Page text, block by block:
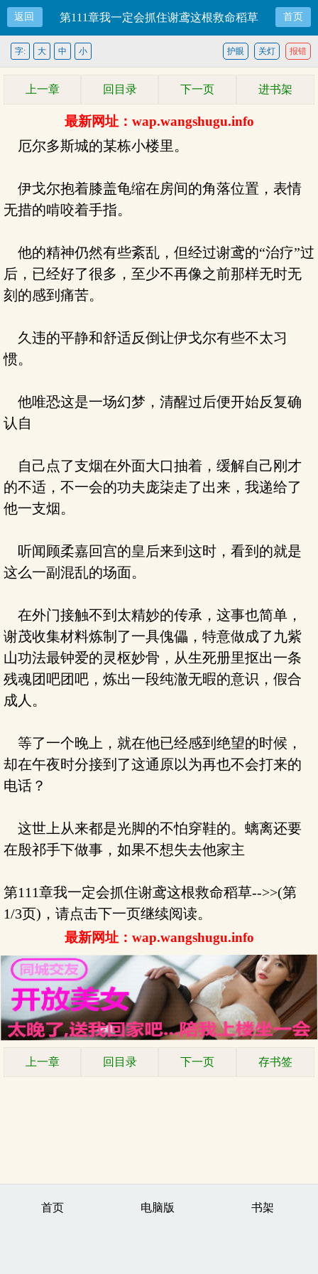
返回 第111章我一定会抓住谢鸢这根救命稻草 首页
报错
关灯
护眼
字: 大 中 小
上一章 回目录 下一页 进书架
最新网址：wap.wangshugu.info
厄尔多斯城的某栋小楼里。
伊戈尔抱着膝盖龟缩在房间的角落位置，表情
无措的啃咬着手指。
他的精神仍然有些紊乱，但经过谢鸢的“治疗”过
后，已经好了很多，至少不再像之前那样无时无
刻的感到痛苦。
久违的平静和舒适反倒让伊戈尔有些不太习
惯。
他唯恐这是一场幻梦，清醒过后便开始反复确
认自
自己点了支烟在外面大口抽着，缓解自己刚才
的不适，不一会的功夫庞柒走了出来，我递给了
他一支烟。
听闻顾柔嘉回宫的皇后来到这时，看到的就是
这么一副混乱的场面。
在外门接触不到太精妙的传承，这事也简单，
谢茂收集材料炼制了一具傀儡，特意做成了九紫
山功法最钟爱的灵枢妙骨，从生死册里抠出一条
残魂团吧团吧，炼出一段纯澈无暇的意识，假合
成人。
等了一个晚上，就在他已经感到绝望的时候，
却在午夜时分接到了这通原以为再也不会打来的
电话？
这世上从来都是光脚的不怕穿鞋的。螭离还要
在殷祁手下做事，如果不想失去他家主
第111章我一定会抓住谢鸢这根救命稻草-->>(第
1/3页)，请点击下一页继续阅读。
最新网址：wap.wangshugu.info
上一章 回目录 下一页 存书签
首页 电脑版 书架